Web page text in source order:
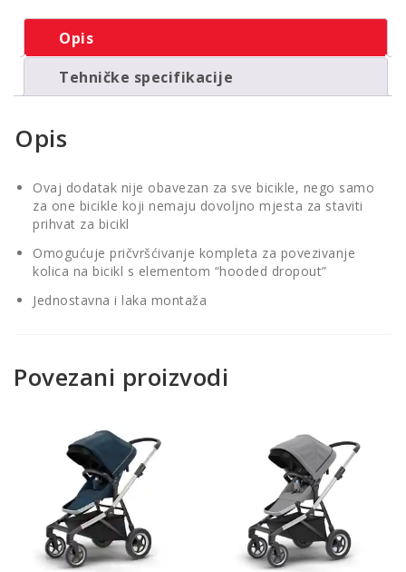
Opis
Tehničke specifikacije
Opis
Ovaj dodatak nije obavezan za sve bicikle, nego samo
za one bicikle koji nemaju dovoljno mjesta za staviti
prihvat za bicikl
Omogućuje pričvršćivanje kompleta za povezivanje
kolica na bicikl s elementom “hooded dropout”
Jednostavna i laka montaža
Povezani proizvodi